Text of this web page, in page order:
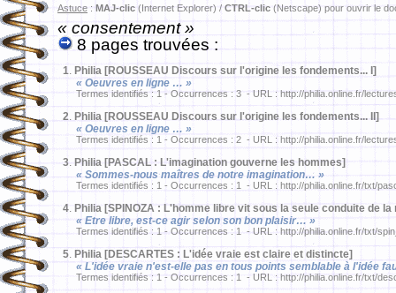
Astuce : MAJ-clic (Internet Explorer) / CTRL-clic (Netscape) pour ouvrir le
« consentement »
8 pages trouvées :
1. Philia [ROUSSEAU Discours sur l'origine les fondements... I]
« Oeuvres en ligne … »
Termes identifiés : 1 - Occurrences : 3 - URL : http://philia.online.fr/
2. Philia [ROUSSEAU Discours sur l'origine les fondements... II]
« Oeuvres en ligne … »
Termes identifiés : 1 - Occurrences : 2 - URL : http://philia.online.fr/
3. Philia [PASCAL : L'imagination gouverne les hommes]
« Sommes-nous maîtres de notre imagination… »
Termes identifiés : 1 - Occurrences : 1 - URL : http://philia.online.fr/txt/
4. Philia [SPINOZA : L'homme libre vit sous la seule conduite de la
« Etre libre, est-ce agir selon son bon plaisir… »
Termes identifiés : 1 - Occurrences : 1 - URL : http://philia.online.fr/txt/
5. Philia [DESCARTES : L'idée vraie est claire et distincte]
« L'idée vraie n'est-elle pas en tous points semblable à l'idée
Termes identifiés : 1 - Occurrences : 1 - URL : http://philia.online.fr/txt/